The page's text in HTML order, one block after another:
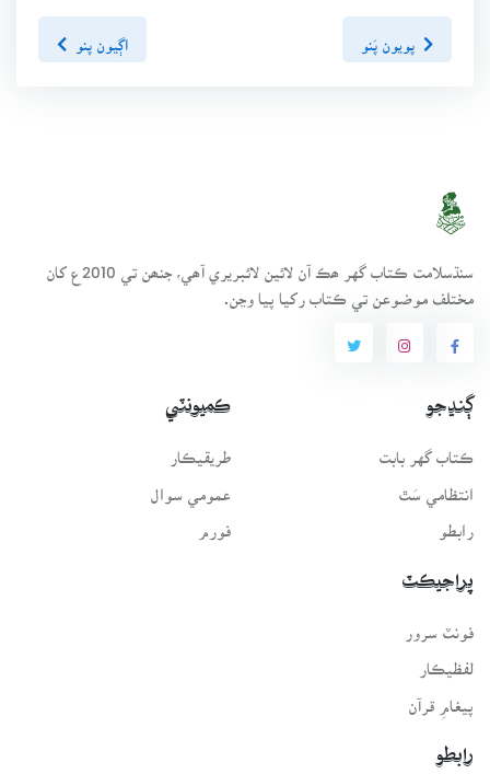
پويون پَنو اڳيون پنو
سنڌسلامت ڪتاب گهر ھڪ آن لائين لائبريري آھي، جنھن تي 2010ع کان
مختلف موضوعن تي ڪتاب رکيا پيا وڃن.
ڳنڍجو
ڪتاب گهر بابت
انتظامي سَٿ
رابطو
ڪميونٽي
طريقيڪار
عمومي سوال
فورم
پراجيڪٽ
لفظيڪار
پيغامِ قرآن
رابطو